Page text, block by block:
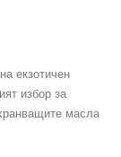
екзотичен
избор за
масла